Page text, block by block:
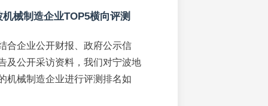
械制造企业TOP5横向评测
合企业公开财报、政府公示信
及公开采访资料，我们对宁波地
机械制造企业进行评测排名如